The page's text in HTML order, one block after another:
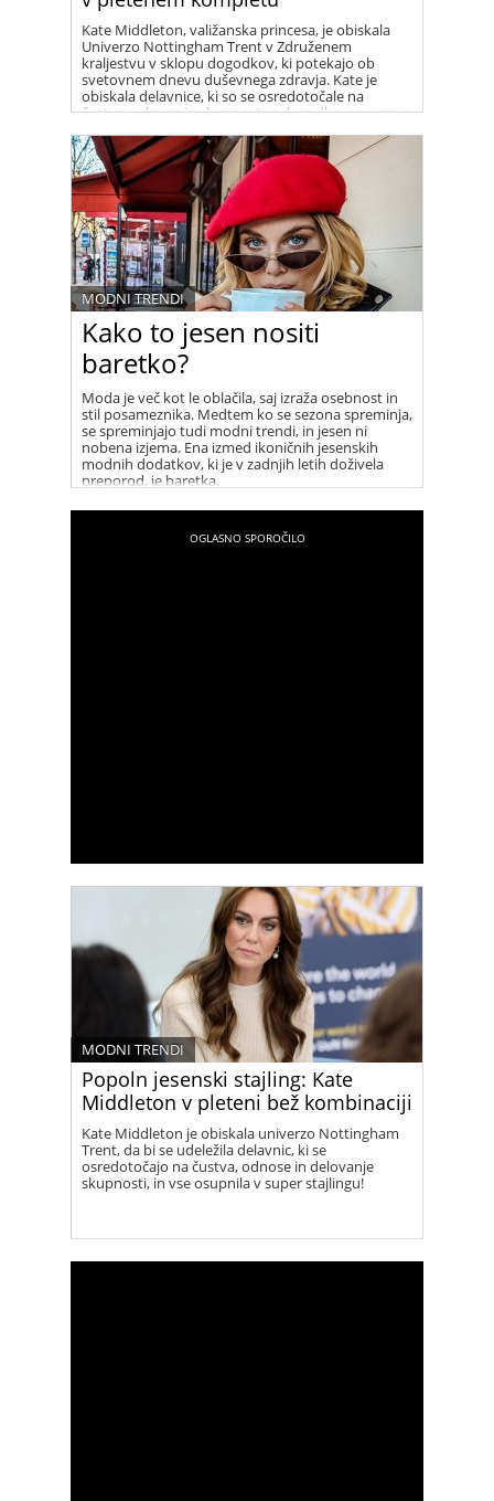
Kate Middleton, valižanska princesa, je obiskala
Univerzo Nottingham Trent v Združenem
kraljestvu v sklopu dogodkov, ki potekajo ob
svetovnem dnevu duševnega zdravja. Kate je
obiskala delavnice, ki so se osredotočale na
čustva, odnose in skupnostne dogodke, povezane
oblekla čudovit pleten smetanast komplet
francoske znamke Sezane, sestavljen iz dolgega
krila in puloverja.
Kako to jesen nositi
baretko?
MODNI TRENDI
Moda je več kot le oblačila, saj izraža osebnost in
stil posameznika. Medtem ko se sezona spreminja,
se spreminjajo tudi modni trendi, in jesen ni
nobena izjema. Ena izmed ikoničnih jesenskih
modnih dodatkov, ki je v zadnjih letih doživela
preporod, je baretka.
Popoln jesenski stajling: Kate
Middleton v pleteni bež kombinaciji
MODNI TRENDI
Kate Middleton je obiskala univerzo Nottingham
Trent, da bi se udeležila delavnic, ki se
osredotočajo na čustva, odnose in delovanje
skupnosti, in vse osupnila v super stajlingu!